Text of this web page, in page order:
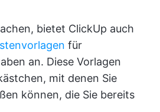
bietet ClickUp auch
für
an. Diese Vorlagen
mit denen Sie
können, die Sie bereits